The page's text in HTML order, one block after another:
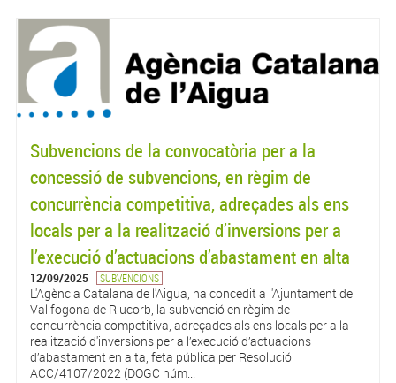
Subvencions de la convocatòria per a la
concessió de subvencions, en règim de
concurrència competitiva, adreçades als ens
locals per a la realització d’inversions per a
l’execució d’actuacions d’abastament en alta
12/09/2025 SUBVENCIONS
L'Agència Catalana de l'Aigua, ha concedit a l'Ajuntament de
Vallfogona de Riucorb, la subvenció en règim de
concurrència competitiva, adreçades als ens locals per a la
realització d'inversions per a l’execució d’actuacions
d’abastament en alta, feta pública per Resolució
ACC/4107/2022 (DOGC núm...